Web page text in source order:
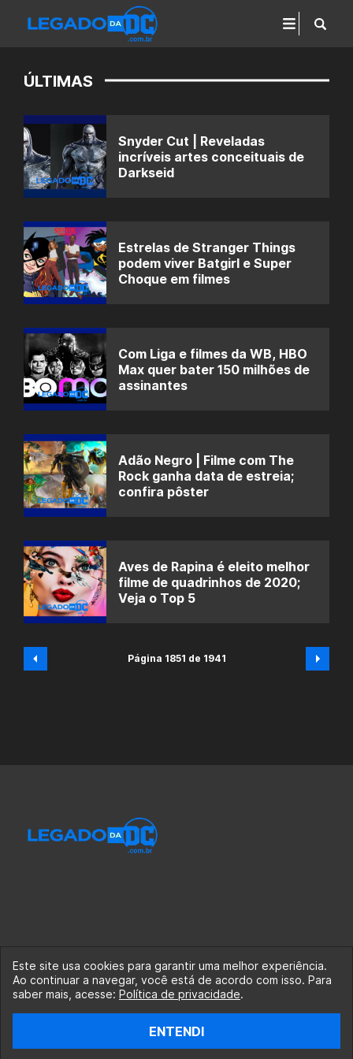
ÚLTIMAS
Snyder Cut | Reveladas
incríveis artes conceituais de
Darkseid
Estrelas de Stranger Things
podem viver Batgirl e Super
Choque em filmes
Com Liga e filmes da WB, HBO
Max quer bater 150 milhões de
assinantes
Adão Negro | Filme com The
Rock ganha data de estreia;
confira pôster
Aves de Rapina é eleito melhor
filme de quadrinhos de 2020;
Veja o Top 5
Página 1851 de 1941
© 2020-2026 Legado da DC, uma empresa da Legado
Enterprises.
fabiolobo
Este site usa cookies para garantir uma melhor experiência.
Ao continuar a navegar, você está de acordo com isso. Para
saber mais, acesse: Política de privacidade.
ENTENDI